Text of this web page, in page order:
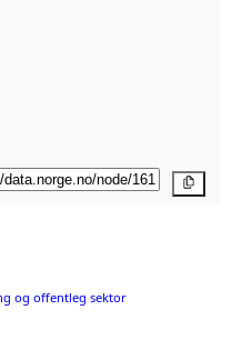
og offentleg sektor